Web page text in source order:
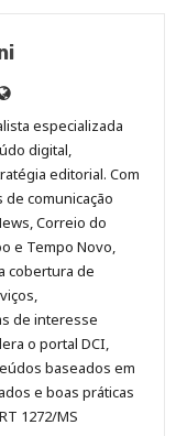
Site
de
Anny
Malagolini
especializada
digital,
editorial. Com
comunicação
Correio do
e Tempo Novo,
cobertura de
de interesse
o portal DCI,
baseados em
e boas práticas
1272/MS